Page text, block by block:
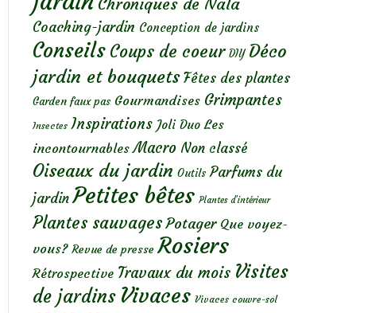
Coaching-jardin Conception de jardins
Conseils Coups de coeur DIY Déco
jardin et bouquets Fêtes des plantes
Garden faux pas Gourmandises Grimpantes
Insectes Inspirations Joli Duo Les
incontournables Macro Non classé
Oiseaux du jardin Outils Parfums du
jardin Petites bêtes Plantes d’intérieur
Plantes sauvages Potager Que voyez-
vous? Revue de presse Rosiers
Rétrospective Travaux du mois Visites
de jardins Vivaces Vivaces couvre-sol